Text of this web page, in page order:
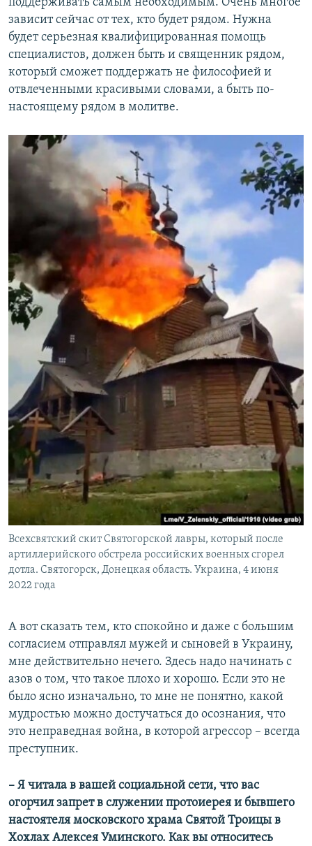
зависит сейчас от тех, кто будет рядом. Нужна
будет серьезная квалифицированная помощь
специалистов, должен быть и священник рядом,
который сможет поддержать не философией и
отвлеченными красивыми словами, а быть по-
настоящему рядом в молитве.
Всехсвятский скит Святогорской лавры, который после
артиллерийского обстрела российских военных сгорел
дотла. Святогорск, Донецкая область. Украина, 4 июня
2022 года
А вот сказать тем, кто спокойно и даже с большим
согласием отправлял мужей и сыновей в Украину,
мне действительно нечего. Здесь надо начинать с
азов о том, что такое плохо и хорошо. Если это не
было ясно изначально, то мне не понятно, какой
мудростью можно достучаться до осознания, что
это неправедная война, в которой агрессор – всегда
преступник.
– Я читала в вашей социальной сети, что вас
огорчил запрет в служении протоиерея и бывшего
настоятеля московского храма Святой Троицы в
Хохлах Алексея Уминского. Как вы относитесь